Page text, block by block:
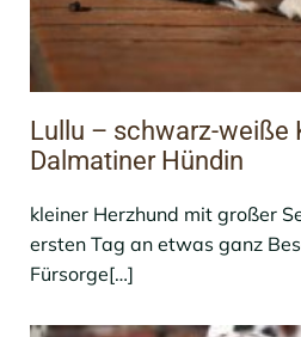
Lullu – schwarz-weiße
Dalmatiner Hündin
kleiner Herzhund mit großer
ersten Tag an etwas ganz
Fürsorge[…]